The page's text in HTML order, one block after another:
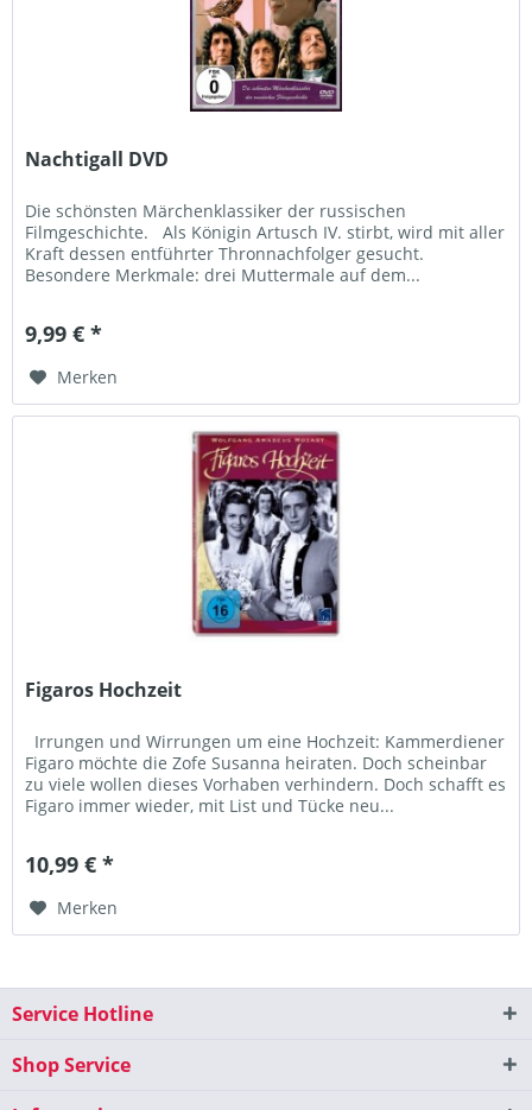
Nachtigall DVD
Die schönsten Märchenklassiker der russischen
Filmgeschichte. Als Königin Artusch IV. stirbt, wird mit aller
Kraft dessen entführter Thronnachfolger gesucht.
Besondere Merkmale: drei Muttermale auf dem...
9,99 € *
Merken
Figaros Hochzeit
Irrungen und Wirrungen um eine Hochzeit: Kammerdiener
Figaro möchte die Zofe Susanna heiraten. Doch scheinbar
zu viele wollen dieses Vorhaben verhindern. Doch schafft es
Figaro immer wieder, mit List und Tücke neu...
10,99 € *
Merken
Service Hotline
Shop Service